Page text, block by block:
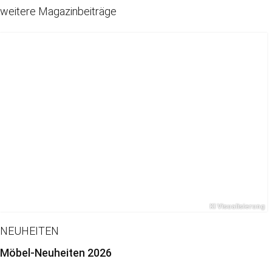
weitere Magazinbeiträge
NEUHEITEN
Möbel-Neuheiten 2026